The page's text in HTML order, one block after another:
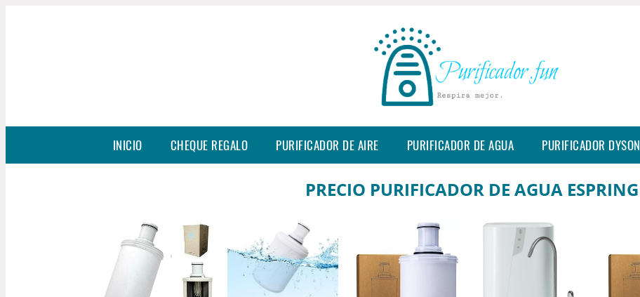
INICIO CHEQUE REGALO PURIFICADOR DE AIRE PURIFICADOR DE AGUA PURIFICADOR DYSON
PRECIO PURIFICADOR DE AGUA ESPRING